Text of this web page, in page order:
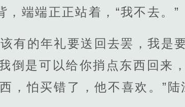
端端正正站着，“我不去。”
有的年礼要送回去罢，我是
倒是可以给你捎点东西回来
，怕买错了，他不喜欢。”陆